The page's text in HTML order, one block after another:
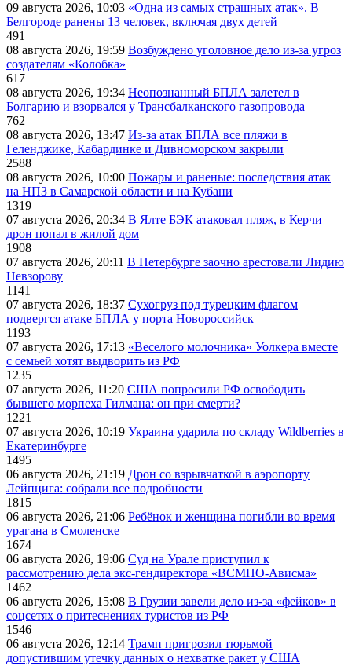
09 августа 2026, 10:03 «Одна из самых страшных атак». В
Белгороде ранены 13 человек, включая двух детей
491
08 августа 2026, 19:59 Возбуждено уголовное дело из-за угроз
создателям «Колобка»
617
08 августа 2026, 19:34 Неопознанный БПЛА залетел в
Болгарию и взорвался у Трансбалканского газопровода
762
08 августа 2026, 13:47 Из-за атак БПЛА все пляжи в
Геленджике, Кабардинке и Дивноморском закрыли
2588
08 августа 2026, 10:00 Пожары и раненые: последствия атак
на НПЗ в Самарской области и на Кубани
1319
07 августа 2026, 20:34 В Ялте БЭК атаковал пляж, в Керчи
дрон попал в жилой дом
1908
07 августа 2026, 20:11 В Петербурге заочно арестовали Лидию
Невзорову
1141
07 августа 2026, 18:37 Сухогруз под турецким флагом
подвергся атаке БПЛА у порта Новороссийск
1193
07 августа 2026, 17:13 «Веселого молочника» Уолкера вместе
с семьей хотят выдворить из РФ
1235
07 августа 2026, 11:20 США попросили РФ освободить
бывшего морпеха Гилмана: он при смерти?
1221
07 августа 2026, 10:19 Украина ударила по складу Wildberries в
Екатеринбурге
1495
06 августа 2026, 21:19 Дрон со взрывчаткой в аэропорту
Лейпцига: собрали все подробности
1815
06 августа 2026, 21:06 Ребёнок и женщина погибли во время
урагана в Смоленске
1674
06 августа 2026, 19:06 Суд на Урале приступил к
рассмотрению дела экс-гендиректора «ВСМПО-Ависма»
1462
06 августа 2026, 15:08 В Грузии завели дело из-за «фейков» в
соцсетях о притеснениях туристов из РФ
1546
06 августа 2026, 12:14 Трамп пригрозил тюрьмой
допустившим утечку данных о нехватке ракет у США